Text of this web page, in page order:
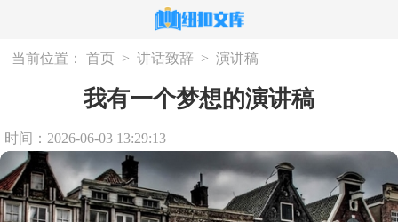
当前位置： 首页 > 讲话致辞 > 演讲稿
我有一个梦想的演讲稿
时间：2026-06-03 13:29:13